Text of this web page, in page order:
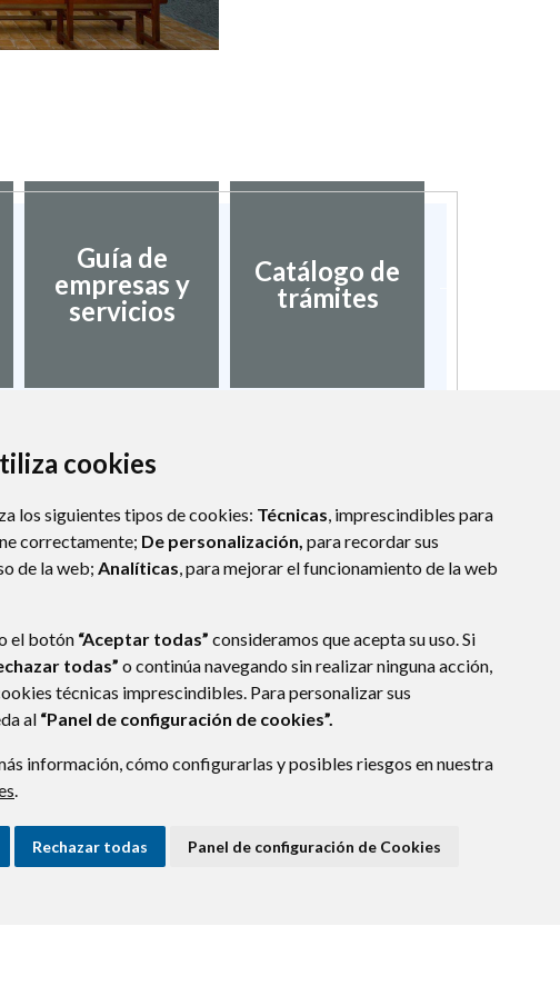
cookies
los siguientes tipos de cookies: Técnicas, imprescindibles para
correctamente; De personalización, para recordar sus
de la web; Analíticas, para mejorar el funcionamiento de la web
el botón “Aceptar todas” consideramos que acepta su uso. Si
todas” o continúa navegando sin realizar ninguna acción,
técnicas imprescindibles. Para personalizar sus
al “Panel de configuración de cookies”.
información, cómo configurarlas y posibles riesgos en nuestra
.
Rechazar todas Panel de configuración de Cookies
Guía de
empresas y
servicios
Catálogo de
trámites